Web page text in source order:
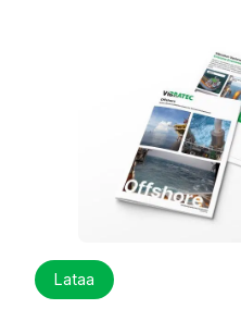
Lataa